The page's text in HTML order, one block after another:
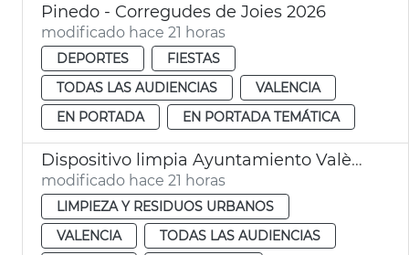
Pinedo - Corregudes de Joies 2026
modificado hace 21 horas
DEPORTES
FIESTAS
TODAS LAS AUDIENCIAS
VALENCIA
EN PORTADA
EN PORTADA TEMÁTICA
Dispositivo limpia Ayuntamiento València eclipse solar
modificado hace 21 horas
LIMPIEZA Y RESIDUOS URBANOS
VALENCIA
TODAS LAS AUDIENCIAS